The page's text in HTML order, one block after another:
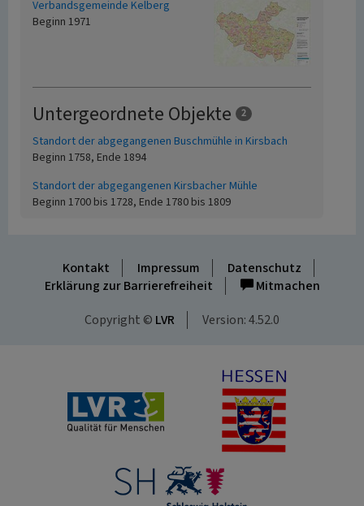
Verbandsgemeinde Kelberg
Beginn 1971
Untergeordnete Objekte 2
Standort der abgegangenen Buschmühle in Kirsbach
Beginn 1758, Ende 1894
Standort der abgegangenen Kirsbacher Mühle
Beginn 1700 bis 1728, Ende 1780 bis 1809
Kontakt Impressum
Datenschutz
Erklärung zur Barrierefreiheit
Mitmachen
Copyright © LVR Version: 4.52.0